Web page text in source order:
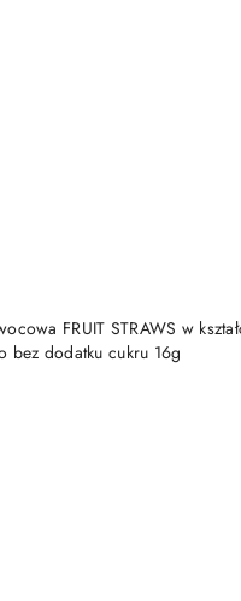
FRUIT STRAWS w
bez dodatku cukru 16g